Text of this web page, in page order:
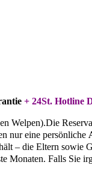
+ 24St. Hotline
Welpen).Die
nur eine persönliche
– die Eltern sowie
Falls Sie